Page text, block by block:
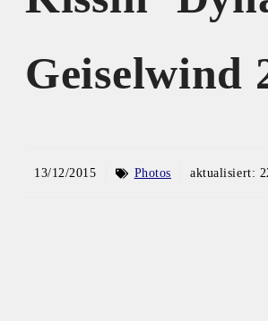
Geiselwind
13/12/2015 Photos aktualisiert: